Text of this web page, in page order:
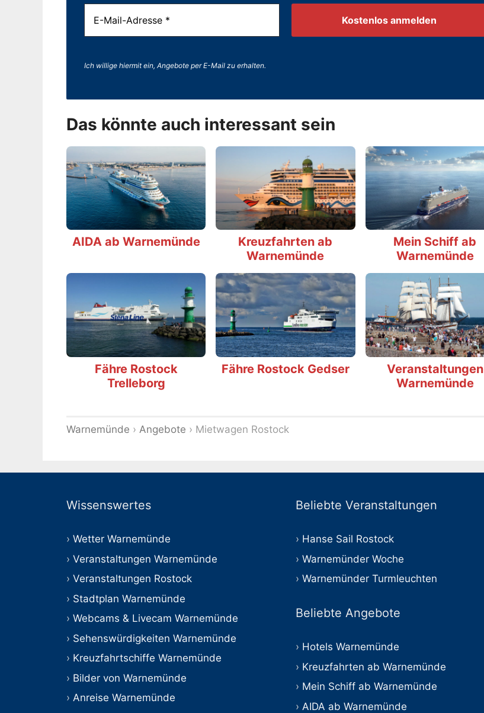
Ich willige hiermit ein, Angebote per E-Mail zu erhalten.
Das könnte auch interessant sein
AIDA ab Warnemünde
Kreuzfahrten ab
Warnemünde
Mein Schiff ab
Warnemünde
Fähre Rostock
Trelleborg
Fähre Rostock Gedser
Veranstaltungen
Warnemünde
Warnemünde › Angebote › Mietwagen Rostock
Wissenswertes
Wetter Warnemünde
Veranstaltungen Warnemünde
Veranstaltungen Rostock
Stadtplan Warnemünde
Webcams & Livecam Warnemünde
Sehenswürdigkeiten Warnemünde
Kreuzfahrtschiffe Warnemünde
Bilder von Warnemünde
Anreise Warnemünde
Beliebte Veranstaltungen
Hanse Sail Rostock
Warnemünder Woche
Warnemünder Turmleuchten
Beliebte Angebote
Hotels Warnemünde
Kreuzfahrten ab Warnemünde
Mein Schiff ab Warnemünde
AIDA ab Warnemünde